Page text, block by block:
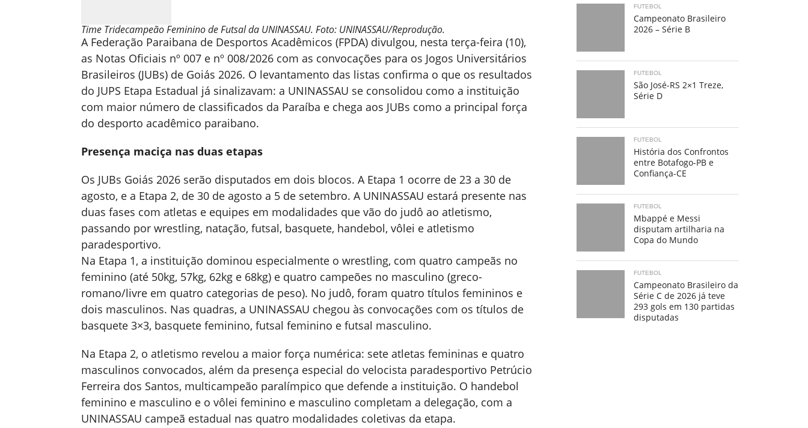
Time Tridecampeão Feminino de Futsal da UNINASSAU. Foto: UNINASSAU/Reprodução.
A Federação Paraibana de Desportos Acadêmicos (FPDA) divulgou, nesta terça-feira (10),
as Notas Oficiais nº 007 e nº 008/2026 com as convocações para os Jogos Universitários
Brasileiros (JUBs) de Goiás 2026. O levantamento das listas confirma o que os resultados
do JUPS Etapa Estadual já sinalizavam: a UNINASSAU se consolidou como a instituição
com maior número de classificados da Paraíba e chega aos JUBs como a principal força
do desporto acadêmico paraibano.
Presença maciça nas duas etapas
Os JUBs Goiás 2026 serão disputados em dois blocos. A Etapa 1 ocorre de 23 a 30 de
agosto, e a Etapa 2, de 30 de agosto a 5 de setembro. A UNINASSAU estará presente nas
duas fases com atletas e equipes em modalidades que vão do judô ao atletismo,
passando por wrestling, natação, futsal, basquete, handebol, vôlei e atletismo
paradesportivo.
Na Etapa 1, a instituição dominou especialmente o wrestling, com quatro campeãs no
feminino (até 50kg, 57kg, 62kg e 68kg) e quatro campeões no masculino (greco-
romano/livre em quatro categorias de peso). No judô, foram quatro títulos femininos e
dois masculinos. Nas quadras, a UNINASSAU chegou às convocações com os títulos de
basquete 3×3, basquete feminino, futsal feminino e futsal masculino.
Na Etapa 2, o atletismo revelou a maior força numérica: sete atletas femininas e quatro
masculinos convocados, além da presença especial do velocista paradesportivo Petrúcio
Ferreira dos Santos, multicampeão paralímpico que defende a instituição. O handebol
feminino e masculino e o vôlei feminino e masculino completam a delegação, com a
UNINASSAU campeã estadual nas quatro modalidades coletivas da etapa.
FUTEBOL
Campeonato Brasileiro
2026 – Série B
FUTEBOL
São José-RS 2×1 Treze,
Série D
FUTEBOL
História dos Confrontos
entre Botafogo-PB e
Confiança-CE
FUTEBOL
Mbappé e Messi
disputam artilharia na
Copa do Mundo
FUTEBOL
Campeonato Brasileiro da
Série C de 2026 já teve
293 gols em 130 partidas
disputadas